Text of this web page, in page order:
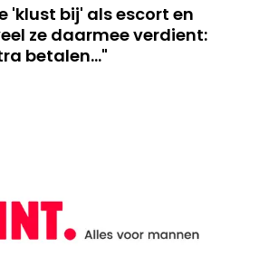
'klust bij' als escort en
ze daarmee verdient:
betalen..."